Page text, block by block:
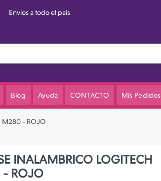
sin interes en el valor de lista
Blog Ayuda CONTACTO Mis Pedidos
M280 - ROJO
INALAMBRICO LOGITECH
ROJO